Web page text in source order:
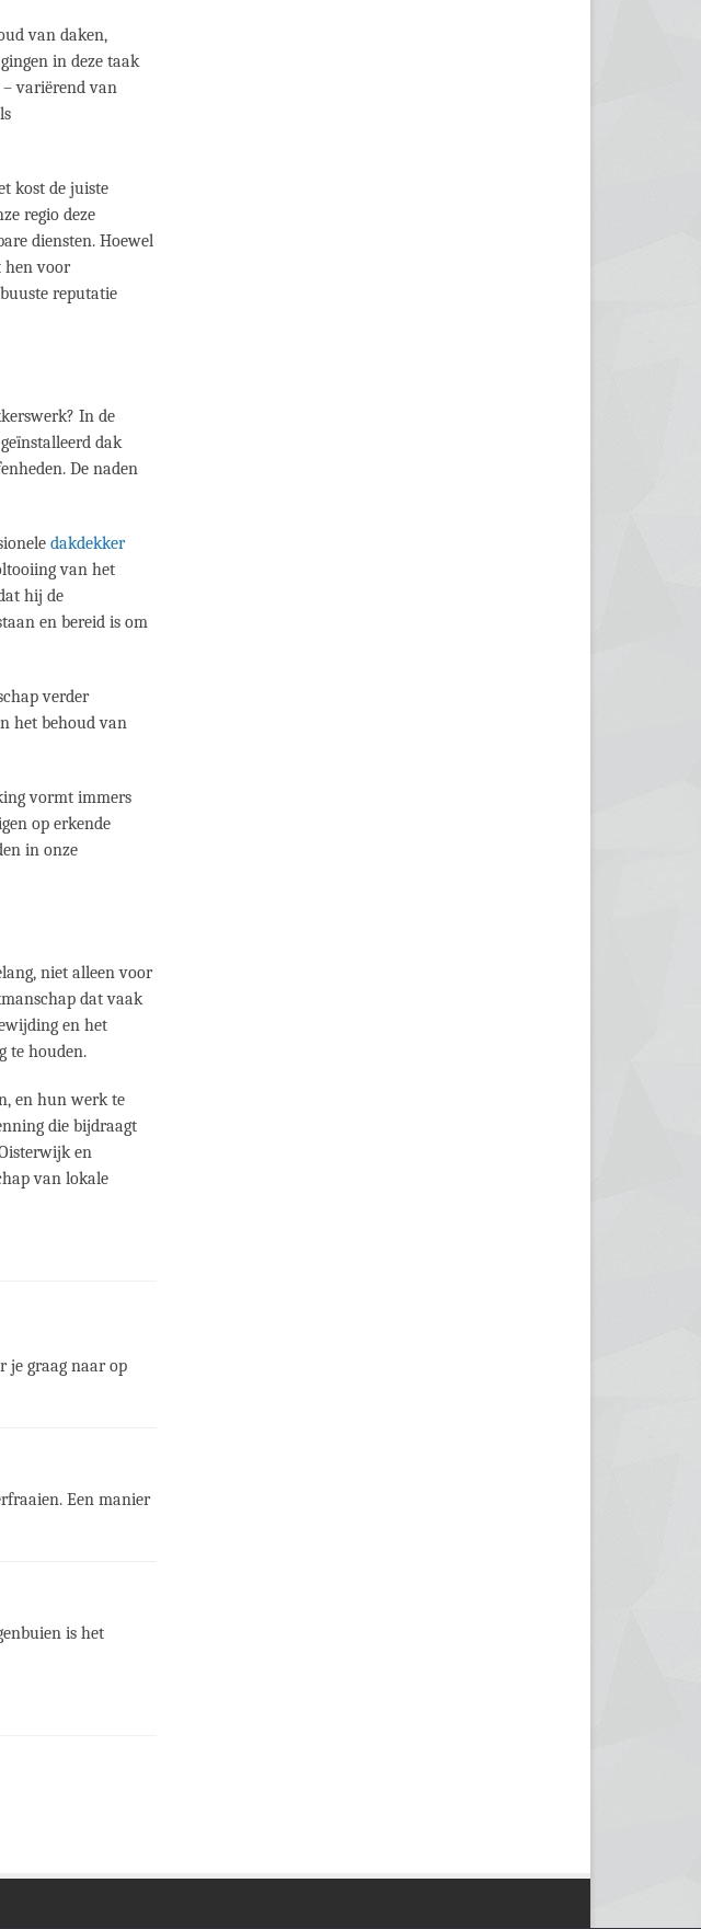
van daken,
in deze taak
variërend van
kost de juiste
regio deze
diensten. Hoewel
hen voor
reputatie
In de
dak
De naden
dakdekker
van het
hij de
en bereid is om
verder
het behoud van
vormt immers
op erkende
in onze
niet alleen voor
dat vaak
en het
te houden.
en hun werk te
die bijdraagt
en
van lokale
je graag naar op
Een manier
is het